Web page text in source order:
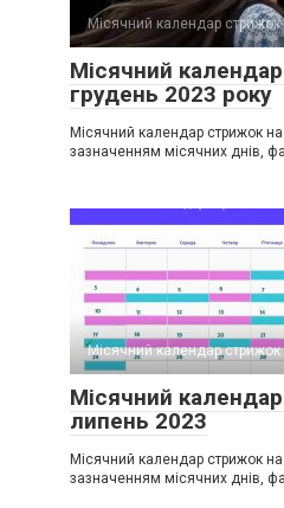
Місячний календар стрижок
Місячний
грудень 2023 року
Місячний календар стрижок на
зазначенням місячних днів,
Місячний календар стрижок
Місячний
липень 2023
Місячний календар стрижок на
зазначенням місячних днів,